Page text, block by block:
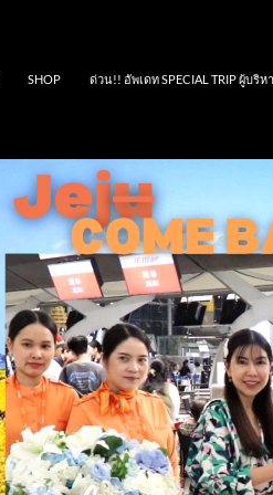
SHOP ด่วน!! อัพเดท SPECIAL TRIP ผู้บริห